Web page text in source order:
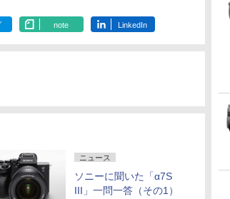
note LinkedIn
ニュース
ソニーに聞いた「α7S
III」一問一答（その1）